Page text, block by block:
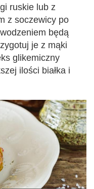
ruskie lub z
z soczewicy po
będą
je z mąki
glikemiczny
ilości białka i